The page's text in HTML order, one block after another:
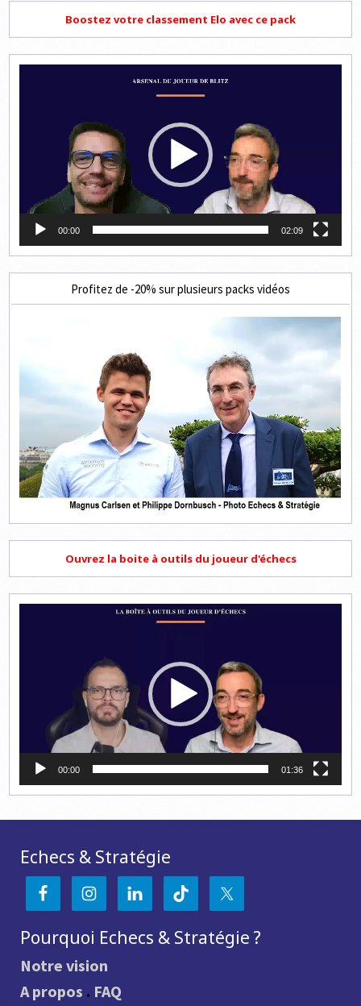
Boostez votre classement Elo avec ce pack
00:00 02:09
Profitez de -20% sur plusieurs packs vidéos
Ouvrez la boite à outils du joueur d'échecs
00:00 01:36
Echecs & Stratégie
Pourquoi Echecs & Stratégie ?
Notre vision
A propos . FAQ